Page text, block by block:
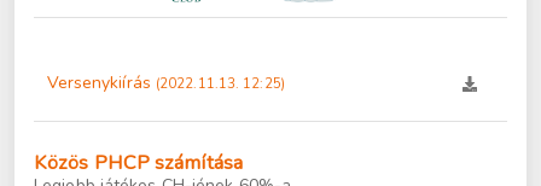
Versenykiírás (2022.11.13. 12:25)
Közös PHCP számítása